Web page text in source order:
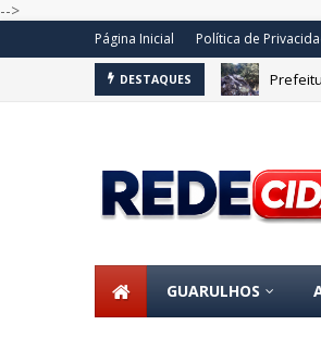
-->
Página Inicial Política de
DESTAQUES
GUARULHOS